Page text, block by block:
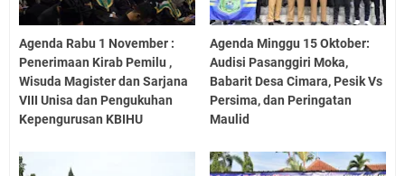
Agenda Rabu 1 November :
Penerimaan Kirab Pemilu ,
Wisuda Magister dan Sarjana
VIII Unisa dan Pengukuhan
Kepengurusan KBIHU
Agenda Minggu 15 Oktober:
Audisi Pasanggiri Moka,
Babarit Desa Cimara, Pesik Vs
Persima, dan Peringatan
Maulid